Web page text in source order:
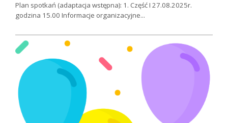
Plan spotkań (adaptacja wstępna): 1. Część I 27.08.2025r.
godzina 15.00 Informacje organizacyjne...